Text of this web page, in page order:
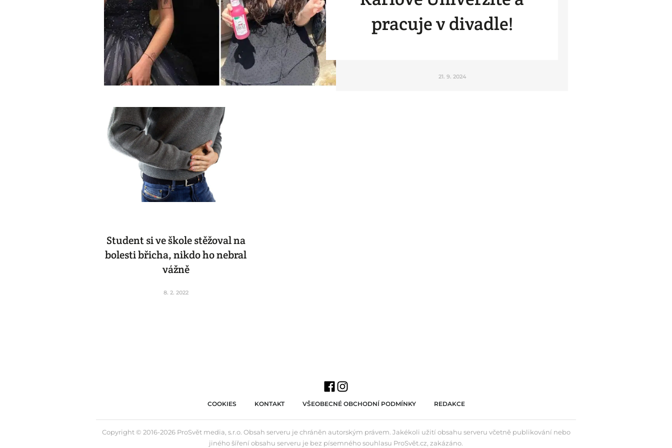
pracuje v divadle!
21. 9. 2024
Student si ve škole stěžoval na
bolesti břicha, nikdo ho nebral
vážně
8. 2. 2022
COOKIES KONTAKT VŠEOBECNÉ OBCHODNÍ PODMÍNKY REDAKCE
Copyright © 2016-2026 ProSvět media, s.r.o. Obsah serveru je chráněn autorským právem. Jakékoli užití obsahu serveru včetně publikování nebo
jiného šíření obsahu serveru je bez písemného souhlasu ProSvět.cz, zakázáno.